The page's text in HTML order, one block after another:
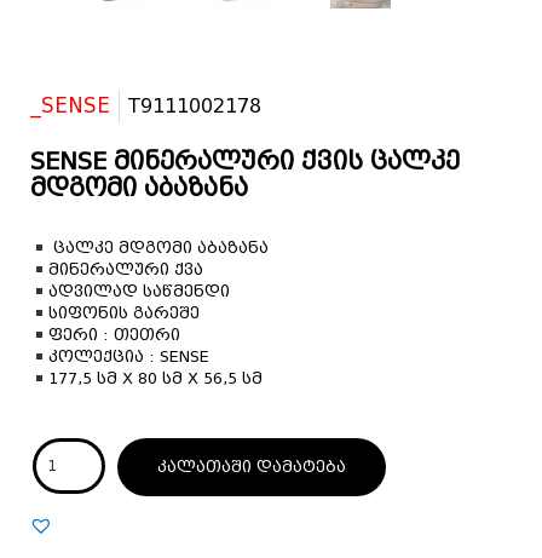
_SENSE T9111002178
SENSE მინერალური ქვის ცალკე
მდგომი აბაზანა
ცალკე მდგომი აბაზანა
მინერალური ქვა
ადვილად საწმენდი
სიფონის გარეშე
ფერი : თეთრი
კოლექცია : SENSE
177,5 სმ X 80 სმ X 56,5 სმ
კალათაში დამატება